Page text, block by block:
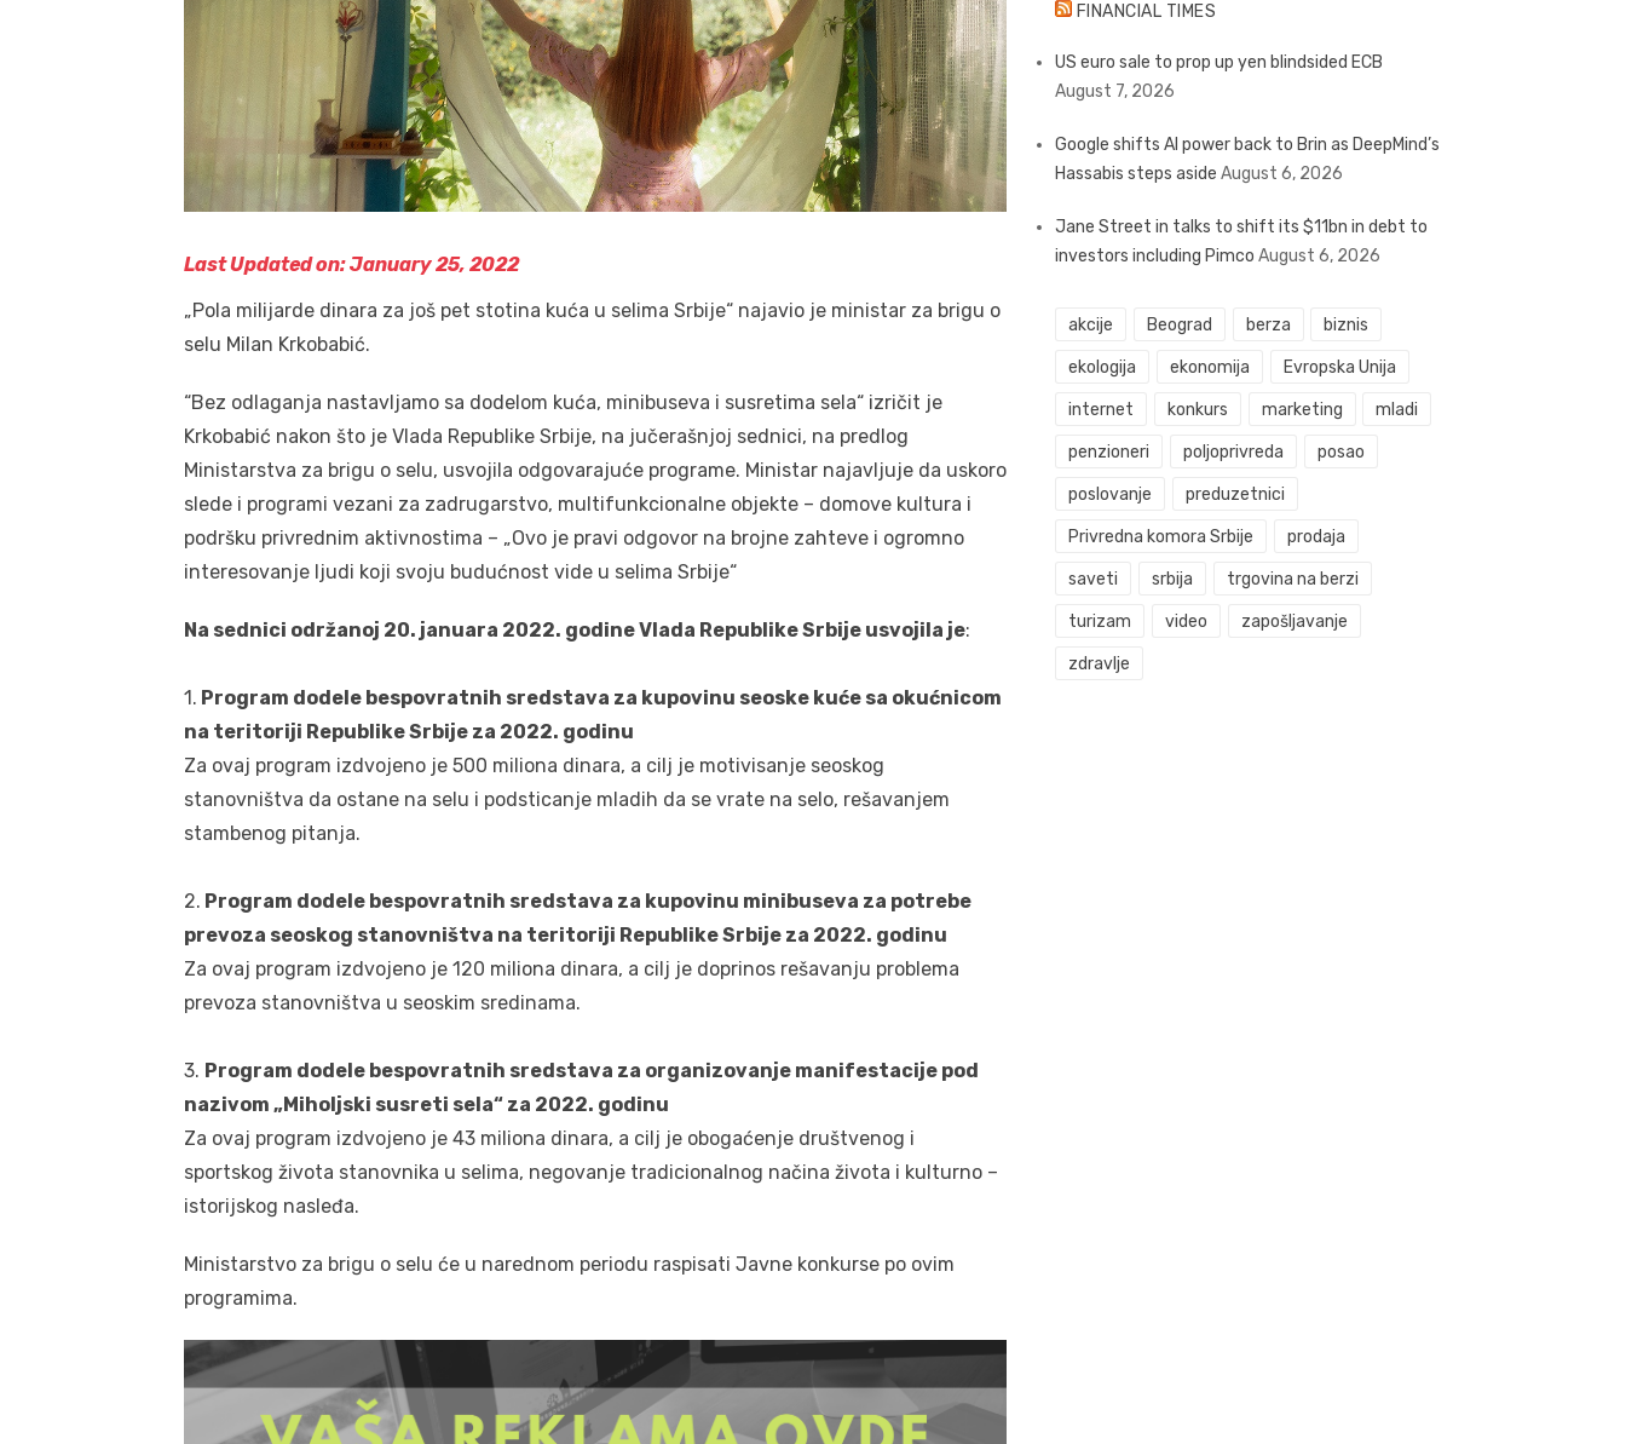
Last Updated on: January 25, 2022
„Pola milijarde dinara za još pet stotina kuća u selima Srbije“ najavio je ministar za brigu o
selu Milan Krkobabić.
“Bez odlaganja nastavljamo sa dodelom kuća, minibuseva i susretima sela“ izričit je
Krkobabić nakon što je Vlada Republike Srbije, na jučerašnjoj sednici, na predlog
Ministarstva za brigu o selu, usvojila odgovarajuće programe. Ministar najavljuje da uskoro
slede i programi vezani za zadrugarstvo, multifunkcionalne objekte – domove kultura i
podršku privrednim aktivnostima – „Ovo je pravi odgovor na brojne zahteve i ogromno
interesovanje ljudi koji svoju budućnost vide u selima Srbije“
Na sednici održanoj 20. januara 2022. godine Vlada Republike Srbije usvojila je:
1. Program dodele bespovratnih sredstava za kupovinu seoske kuće sa okućnicom
na teritoriji Republike Srbije za 2022. godinu
Za ovaj program izdvojeno je 500 miliona dinara, a cilj je motivisanje seoskog
stanovništva da ostane na selu i podsticanje mladih da se vrate na selo, rešavanjem
stambenog pitanja.
2. Program dodele bespovratnih sredstava za kupovinu minibuseva za potrebe
prevoza seoskog stanovništva na teritoriji Republike Srbije za 2022. godinu
Za ovaj program izdvojeno je 120 miliona dinara, a cilj je doprinos rešavanju problema
prevoza stanovništva u seoskim sredinama.
3. Program dodele bespovratnih sredstava za organizovanje manifestacije pod
nazivom „Miholjski susreti sela“ za 2022. godinu
Za ovaj program izdvojeno je 43 miliona dinara, a cilj je obogaćenje društvenog i
sportskog života stanovnika u selima, negovanje tradicionalnog načina života i kulturno –
istorijskog nasleđa.
Ministarstvo za brigu o selu će u narednom periodu raspisati Javne konkurse po ovim
programima.
FINANCIAL TIMES
US euro sale to prop up yen blindsided ECB
August 7, 2026
Google shifts AI power back to Brin as DeepMind’s
Hassabis steps aside August 6, 2026
Jane Street in talks to shift its $11bn in debt to
investors including Pimco August 6, 2026
akcije Beograd berza biznis
ekologija ekonomija Evropska Unija
internet konkurs marketing mladi
penzioneri poljoprivreda posao
poslovanje preduzetnici
Privredna komora Srbije prodaja
saveti srbija trgovina na berzi
turizam video zapošljavanje
zdravlje